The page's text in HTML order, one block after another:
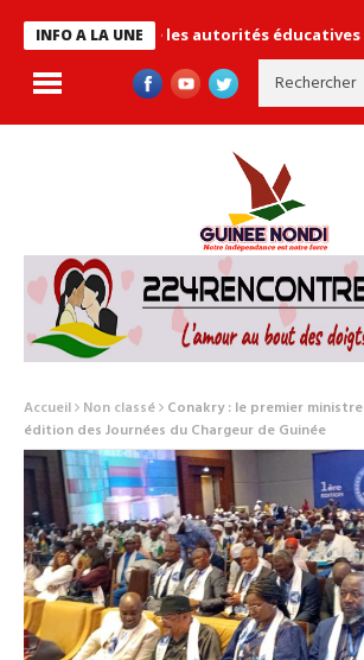
INFO A LA UNE
en cause les autorités éducatives Maire
Accueil Non classé Conakry : le premier
édition des Journées du Chargeur de Guinée